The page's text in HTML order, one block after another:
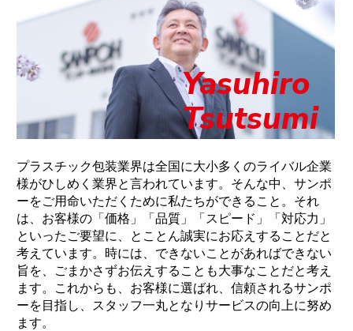
Yasuhiro
Tsutsumi
プラスチック包装業界は全国に大小多くのライバル企業
様がひしめく業界と言われています。そんな中、サンポ
ーをご用命いただくために私たちができること。それ
は、お客様の「価格」「品質」「スピード」「対応力」
といったご要望に、とことん誠実にお応えすることだと
考えています。時には、できないことがあればできない
旨を、ごまかさずお伝えすることも大事なことだと考え
ます。これからも、お客様に選ばれ、信頼されるサンポ
ーを目指し、スタッフ一丸となりサービスの向上に努め
ます。